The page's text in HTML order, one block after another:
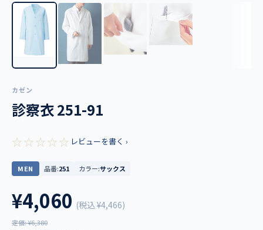
カゼン
診察衣 251-91
☆☆☆☆☆ レビューを書く ›
MEN 品番:251 カラー:サックス
¥4,060 (税込¥4,466)
定価: ¥6,380